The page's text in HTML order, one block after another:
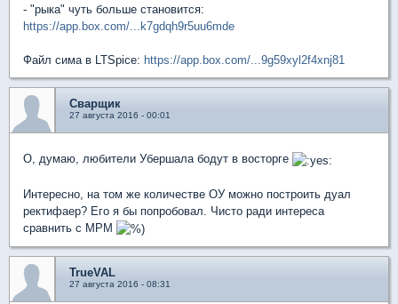
- "рыка" чуть больше становится:
https://app.box.com/...k7gdqh9r5uu6mde
Файл сима в LTSpice: https://app.box.com/...9g59xyl2f4xnj81
Сварщик
27 августа 2016 - 00:01
О, думаю, любители Убершала бодут в восторге
Интересно, на том же количестве ОУ можно построить дуал
ректифаер? Его я бы попробовал. Чисто ради интереса
сравнить с МРМ
TrueVAL
27 августа 2016 - 08:31